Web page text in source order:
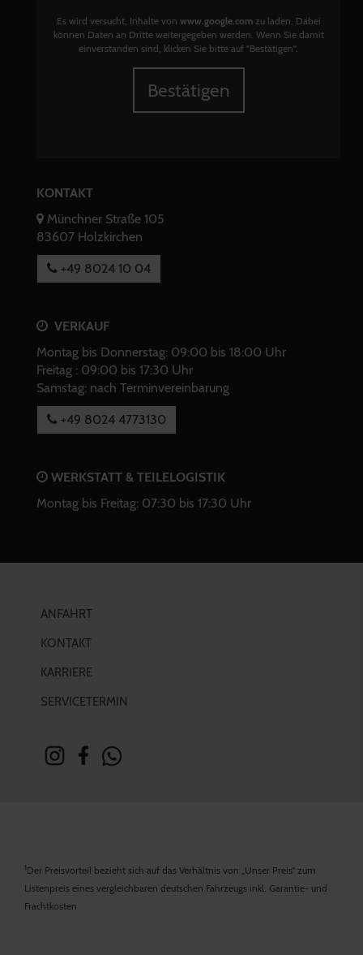
Es wird versucht, Inhalte von www.google.comzu laden. Dabei
können Daten an Dritte weitergegeben werden. Wenn Sie damit
einverstanden sind, klicken Sie bitte auf "Bestätigen".
Bestätigen
KONTAKT
Münchner Straße 105
83607 Holzkirchen
+49 8024 10 04
VERKAUF
Montag bis Donnerstag: 09:00 bis 18:00 Uhr
Freitag : 09:00 bis 17:30 Uhr
Samstag: nach Terminvereinbarung
+49 8024 4773130
WERKSTATT & TEILELOGISTIK
Montag bis Freitag: 07:30 bis 17:30 Uhr
ANFAHRT
KONTAKT
KARRIERE
SERVICETERMIN
1Der Preisvorteil bezieht sich auf das Verhältnis von „Unser Preis“ zum
Listenpreis eines vergleichbaren deutschen Fahrzeugs inkl. Garantie- und
Frachtkosten